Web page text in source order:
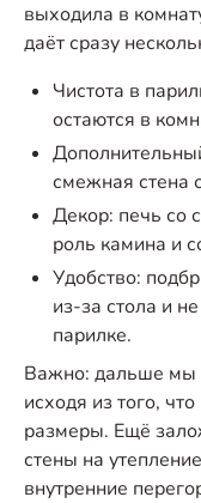
выходила в
даёт сразу
Чистота в
остаются в
смежная стена
Декор: печь со
роль камина и
Удобство:
из-за стола и
парилке.
Важно: дальше мы
исходя из того,
размеры. Ещё
стены на
внутренние